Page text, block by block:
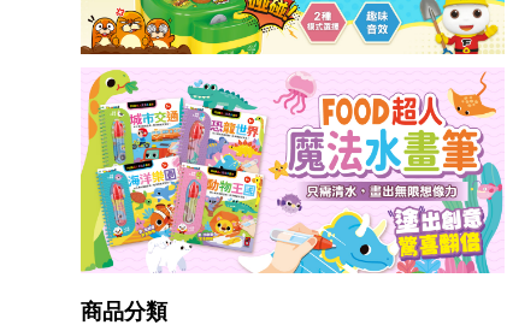
商品分類